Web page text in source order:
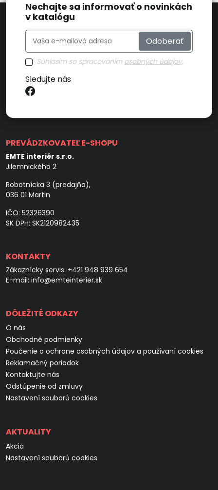
Nechajte sa informovať o novinkách
v katalógu
Odoberať
Súhlasím so spracovaním osobných údajov.
Sledujte nás
PREVÁDZKOVATEĽ E-SHOPU
EMTE interiér s.r.o.
Jilemnického 2
Robotnícka 3 (predajňa),
036 01 Martin
IČO: 52326390
SK DPH: SK2120982435
KONTAKTY
Zákaznícky servis: +421 948 939 654
E-mail: info@emteinterier.sk
DÔLEŽITÉ ODKAZY
O nás
Obchodné podmienky
Poučenie o ochrane osobných údajov a používaní cookies
Reklamačný poriadok
Kontaktujte nás
Odstúpenie od zmluvy
Nastavení souborů cookies
AKTUALITY
Akcia
Nastavení souborů cookies